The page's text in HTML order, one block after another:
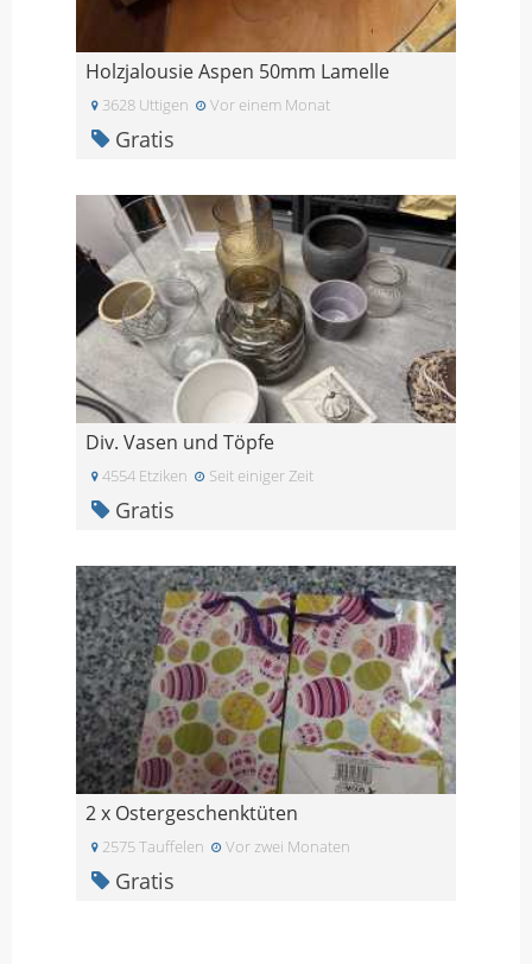
Holzjalousie Aspen 50mm Lamelle
3628 Uttigen Vor einem Monat
Gratis
Div. Vasen und Töpfe
4554 Etziken Seit einiger Zeit
Gratis
2 x Ostergeschenktüten
2575 Tauffelen Vor zwei Monaten
Gratis